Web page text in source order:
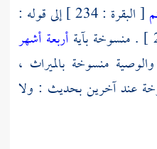
[ البقرة : 234 ] إلى قوله :
أربعة أشهر
: 234 ] . والوصية منسوخة بالميراث ،
عند آخرين بحديث : ولا